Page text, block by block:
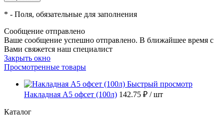
* - Поля, обязательные для заполнения
Сообщение отправлено
Ваше сообщение успешно отправлено. В ближайшее время с
Вами свяжется наш специалист
Закрыть окно
Просмотренные товары
Быстрый просмотр
Накладная А5 офсет (100л) 142.75 ₽ / шт
Каталог